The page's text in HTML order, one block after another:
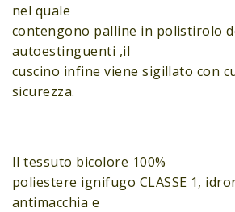
nel quale
contengono palline in polistirolo
autoestinguenti ,il
cuscino infine viene sigillato con
sicurezza.
Il tessuto bicolore 100%
poliestere ignifugo CLASSE 1,
antimacchia e